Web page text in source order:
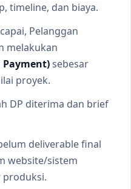
timeline, dan biaya.
Pelanggan
melakukan
Payment)sebesar
proyek.
DP diterima dan brief
deliverable final
website/sistem
produksi.